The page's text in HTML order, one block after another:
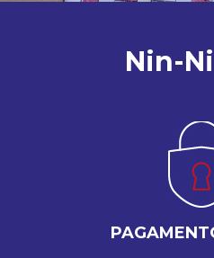
Nin-